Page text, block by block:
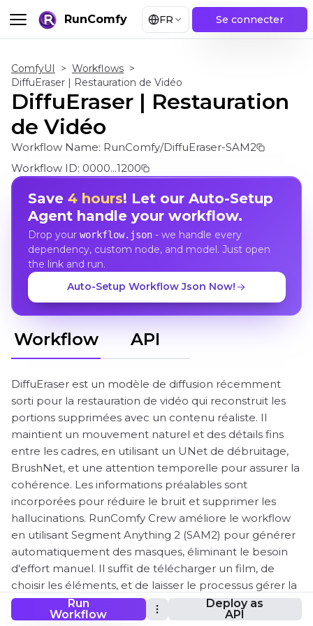
RunComfy FR Se connecter
Run
Workflow
Deploy as
API
ComfyUI > Workflows >
DiffuEraser | Restauration de Vidéo
DiffuEraser | Restauration
de Vidéo
Workflow Name: RunComfy/DiffuEraser-SAM2
Workflow ID: 0000...1200
Save 4 hours! Let our Auto-Setup
Agent handle your workflow.
Drop your workflow.json- we handle every
dependency, custom node, and model. Just open
the link and run.
Auto-Setup Workflow Json Now!
Workflow API
DiffuEraser est un modèle de diffusion récemment
sorti pour la restauration de vidéo qui reconstruit les
portions supprimées avec un contenu réaliste. Il
maintient un mouvement naturel et des détails fins
entre les cadres, en utilisant un UNet de débruitage,
BrushNet, et une attention temporelle pour assurer la
cohérence. Les informations préalables sont
incorporées pour réduire le bruit et supprimer les
hallucinations. RunComfy Crew améliore le workflow
en utilisant Segment Anything 2 (SAM2) pour générer
automatiquement des masques, éliminant le besoin
d'effort manuel. Il suffit de télécharger un film, de
choisir les éléments, et de laisser le processus gérer la
restauration. Au lieu de simplement effacer,
DiffuEraser recrée, produisant sans effort des résultats